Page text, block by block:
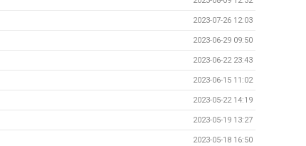
2023-07-26 12:03
2023-06-29 09:50
2023-06-22 23:43
2023-06-15 11:02
2023-05-22 14:19
2023-05-19 13:27
2023-05-18 16:50